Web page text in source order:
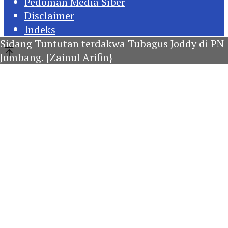
Sidang Tuntutan terdakwa Tubagus Joddy di PN
Jombang. {Zainul Arifin}
Disclaimer
Indeks